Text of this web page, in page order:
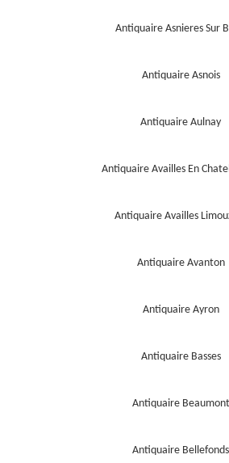
Antiquaire Asnieres Sur
Antiquaire Asnois
Antiquaire Aulnay
Antiquaire Availles En
Antiquaire Availles
Antiquaire Avanton
Antiquaire Ayron
Antiquaire Basses
Antiquaire Beaumont
Antiquaire Bellefonds